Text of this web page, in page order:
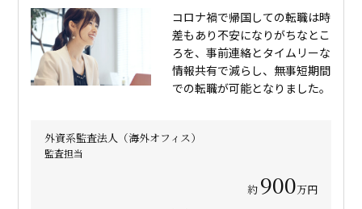
コロナ禍で帰国しての転職は時
差もあり不安になりがちなとこ
ろを、事前連絡とタイムリーな
情報共有で減らし、無事短期間
での転職が可能となりました。
外資系監査法人（海外オフィス）
監査担当
約 900万円